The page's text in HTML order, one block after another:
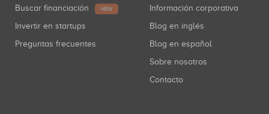
Buscar financiación NEW
Invertir en startups
Preguntas frecuentes
Información corporativa
Blog en inglés
Blog en español
Sobre nosotros
Contacto